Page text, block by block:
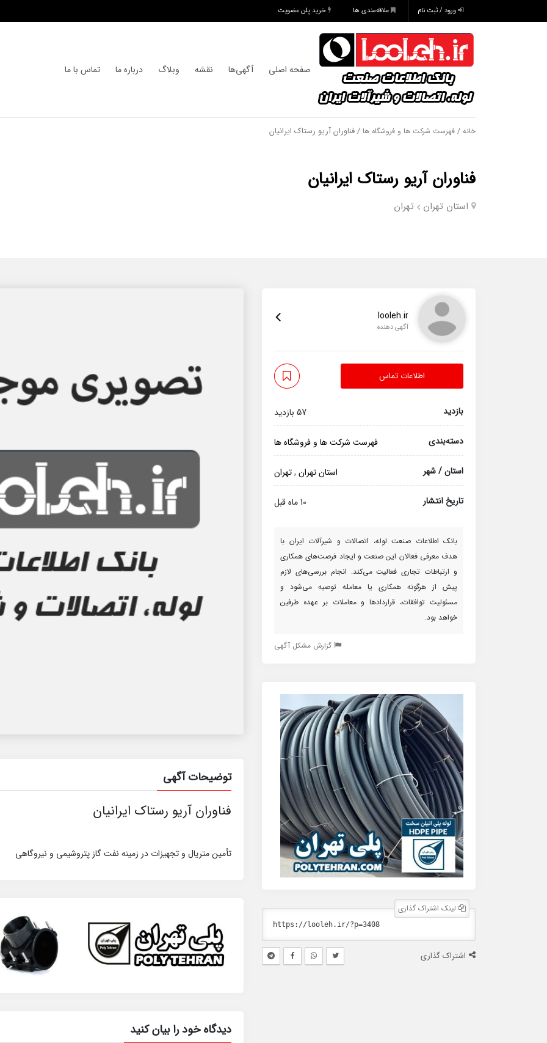
ورود / ثبت نام علاقه‌مندی ها خرید پلن عضویت
صفحه اصلی آگهی‌ها نقشه وبلاگ درباره ما تماس با ما
خانه / فهرست شرکت ها و فروشگاه ها / فناوران آریو رستاک ایرانیان
فناوران آریو رستاک ایرانیان
استان تهران تهران
looleh.ir
آگهی دهنده
اطلاعات تماس
بازدید 57 بازدید
دسته‌بندی فهرست شرکت ها و فروشگاه ها
استان / شهر استان تهران ,تهران
تاریخ انتشار 10 ماه قبل
بانک اطلاعات صنعت لوله، اتصالات و شیرآلات ایران با
هدف معرفی فعالان این صنعت و ایجاد فرصت‌های همکاری
و ارتباطات تجاری فعالیت می‌کند. انجام بررسی‌های لازم
پیش از هرگونه همکاری یا معامله توصیه می‌شود و
مسئولیت توافقات، قراردادها و معاملات بر عهده طرفین
خواهد بود.
گزارش مشکل آگهی
لینک اشتراک گذاری
اشتراک گذاری
توضیحات آگهی
فناوران آریو رستاک ایرانیان
تأمین متریال و تجهیزات در زمینه نفت گاز پتروشیمی و نیروگاهی
دیدگاه خود را بیان کنید